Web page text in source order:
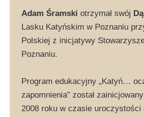
Adam Śramski otrzymał swój
Lasku Katyńskim w Poznaniu
Polskiej z inicjatywy
Poznaniu.
Program edukacyjny „Katyń…
zapomnienia” został
2008 roku w czasie uroczystości